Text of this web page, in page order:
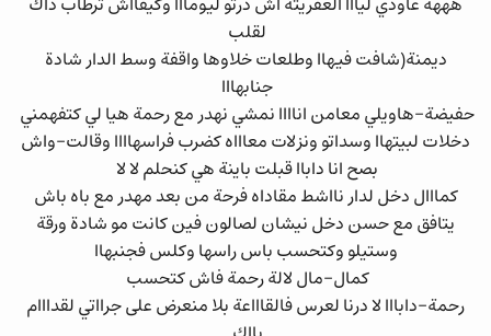
هههه عاودي ليااا العفريتة اش درتو ليومااا وكيفااش ترطاب داك
لقلب
ديمنة(شافت فيهاا وطلعات خلاوها واقفة وسط الدار شادة
جنابهااا
حفيضة-هاويلي معامن اناااا نمشي نهدر مع رحمة هيا لي كتفهمني
دخلات لبيتهاا وسداتو ونزلات معاااه كضرب فراسهاااا وقالت-واش
بصح انا داباا قبلت باينة هي كنحلم لا لا
كمااال دخل لدار نااشط مقاداه فرحة من بعد مهدر مع باه باش
يتافق مع حسن دخل نيشان لصالون فين كانت مو شادة ورقة
وستيلو وكتحسب باس راسها وكلس فجنبهاا
كمال-مال لالة رحمة فاش كتحسب
رحمة-دابااا لا درنا لعرس فالقاااعة بلا منعرض على جرااتي لقدااام